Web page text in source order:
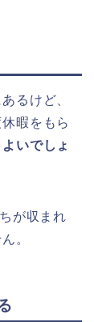
るけど、
暇をもら
いでしょ
が収まれ
。